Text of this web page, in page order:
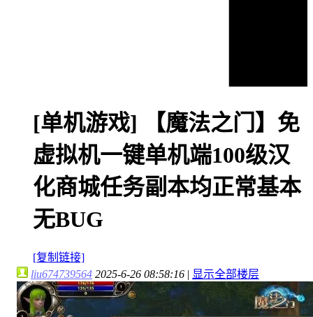
[单机游戏]
【魔法之门】免
虚拟机一键单机端100级汉
化商城任务副本均正常基本
无BUG
[复制链接]
liu674739564 2025-6-26 08:58:16 | 显示全部楼层